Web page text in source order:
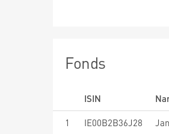
Fonds
ISIN
1
IE00B2B36J28